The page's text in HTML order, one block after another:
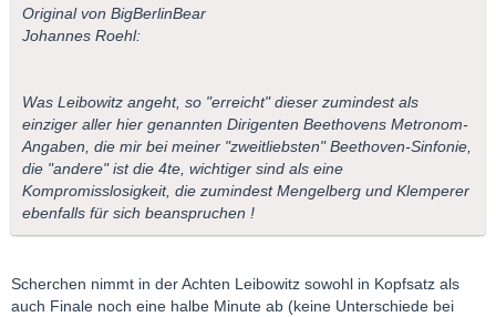
Original von BigBerlinBear
Johannes Roehl:
Was Leibowitz angeht, so "erreicht" dieser zumindest als
einziger aller hier genannten Dirigenten Beethovens Metronom-
Angaben, die mir bei meiner "zweitliebsten" Beethoven-Sinfonie,
die "andere" ist die 4te, wichtiger sind als eine
Kompromisslosigkeit, die zumindest Mengelberg und Klemperer
ebenfalls für sich beanspruchen !
Scherchen nimmt in der Achten Leibowitz sowohl in Kopfsatz als
auch Finale noch eine halbe Minute ab (keine Unterschiede bei